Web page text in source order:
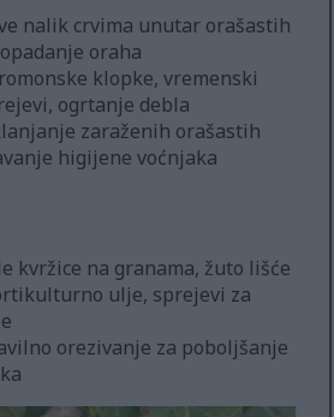
nalik crvima unutar orašastih
oraha
klopke, vremenski
ogrtanje debla
zaraženih orašastih
higijene voćnjaka
kvržice na granama, žuto lišće
ulje, sprejevi za
orezivanje za poboljšanje